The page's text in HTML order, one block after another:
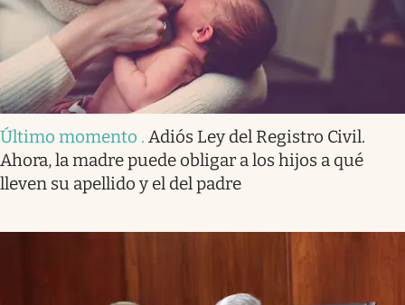
Último momento . Adiós Ley del Registro Civil.
Ahora, la madre puede obligar a los hijos a qué
lleven su apellido y el del padre